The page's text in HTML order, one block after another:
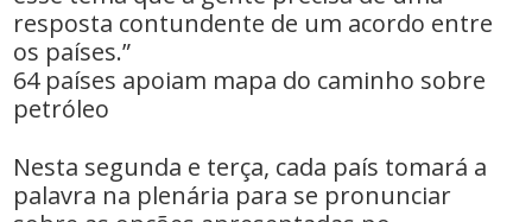
resposta contundente de um acordo entre
os países.”
64 países apoiam mapa do caminho sobre
petróleo
Nesta segunda e terça, cada país tomará a
palavra na plenária para se pronunciar